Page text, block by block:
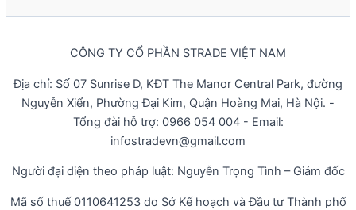
CÔNG TY CỔ PHẦN STRADE VIỆT NAM
Địa chỉ: Số 07 Sunrise D, KĐT The Manor Central Park, đường
Nguyễn Xiển, Phường Đại Kim, Quận Hoàng Mai, Hà Nội. -
Tổng đài hỗ trợ: 0966 054 004 - Email:
infostradevn@gmail.com
Người đại diện theo pháp luật: Nguyễn Trọng Tình – Giám đốc
Mã số thuế 0110641253 do Sở Kế hoạch và Đầu tư Thành phố